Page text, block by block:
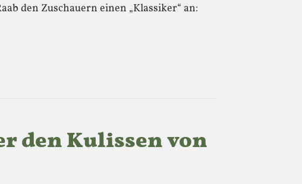
den Zuschauern einen „Klassiker“ an:
den Kulissen von